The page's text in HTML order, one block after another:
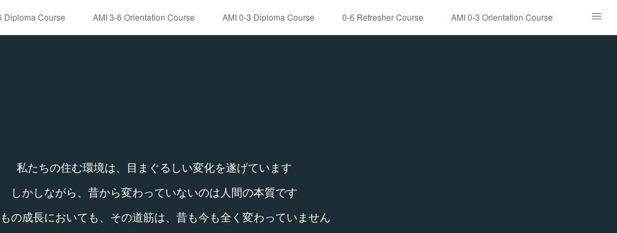
Diploma Course AMI 3-6 Orientation Course AMI 0-3 Diploma Course 0-6 Refresher Course AMI 0-3 Orientation Course
私たちの住む環境は、目まぐるしい変化を遂げています
しかしながら、昔から変わっていないのは人間の本質です
の成長においても、その道筋は、昔も今も全く変わっていません